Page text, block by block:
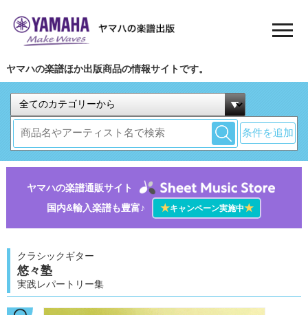
ヤマハの楽譜ほか出版商品の情報サイトです。
条件を追加
ヤマハの楽譜通販サイト
国内&輸入楽譜も豊富♪
★キャンペーン実施中★
クラシックギター
悠々塾
実践レパートリー集